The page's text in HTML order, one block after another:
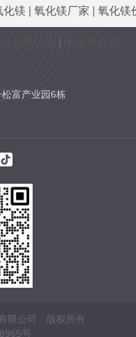
化镁 氧化镁厂家 氧化镁
富产业园6栋
限公司 版权所有
号